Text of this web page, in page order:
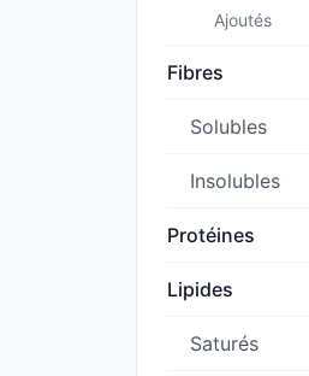
Ajoutés
Fibres
Solubles
Insolubles
Protéines
Lipides
Saturés